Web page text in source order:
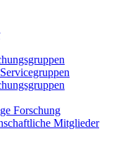
Forschung
Mitglieder